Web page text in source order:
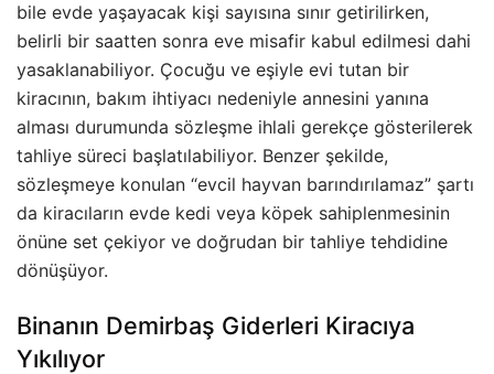
bile evde yaşayacak kişi sayısına sınır getirilirken,
belirli bir saatten sonra eve misafir kabul edilmesi dahi
yasaklanabiliyor. Çocuğu ve eşiyle evi tutan bir
kiracının, bakım ihtiyacı nedeniyle annesini yanına
alması durumunda sözleşme ihlali gerekçe gösterilerek
tahliye süreci başlatılabiliyor. Benzer şekilde,
sözleşmeye konulan “evcil hayvan barındırılamaz” şartı
da kiracıların evde kedi veya köpek sahiplenmesinin
önüne set çekiyor ve doğrudan bir tahliye tehdidine
dönüşüyor.
Binanın Demirbaş Giderleri Kiracıya
Yıkılıyor